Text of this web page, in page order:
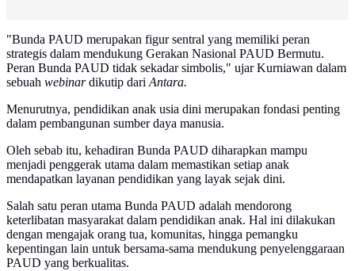
"Bunda PAUD merupakan figur sentral yang memiliki peran
strategis dalam mendukung Gerakan Nasional PAUD Bermutu.
Peran Bunda PAUD tidak sekadar simbolis," ujar Kurniawan dalam
sebuah webinardikutip dariAntara.
Menurutnya, pendidikan anak usia dini merupakan fondasi penting
dalam pembangunan sumber daya manusia.
Oleh sebab itu, kehadiran Bunda PAUD diharapkan mampu
menjadi penggerak utama dalam memastikan setiap anak
mendapatkan layanan pendidikan yang layak sejak dini.
Salah satu peran utama Bunda PAUD adalah mendorong
keterlibatan masyarakat dalam pendidikan anak. Hal ini dilakukan
dengan mengajak orang tua, komunitas, hingga pemangku
kepentingan lain untuk bersama-sama mendukung penyelenggaraan
PAUD yang berkualitas.